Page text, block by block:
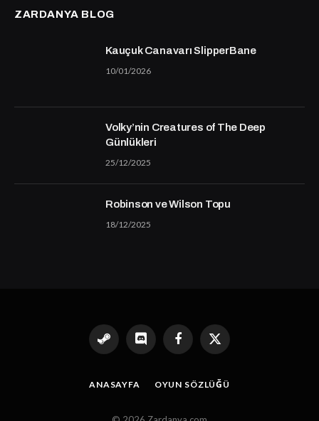
ZARDANYA BLOG
Kauçuk Canavarı SlipperBane
10/01/2026
Volky’nin Creatures of The Deep
Günlükleri
25/12/2025
Robinson ve Wilson Topu
18/12/2025
Steam Discord FacebookX
ANASAYFA OYUN SÖZLÜĞÜ